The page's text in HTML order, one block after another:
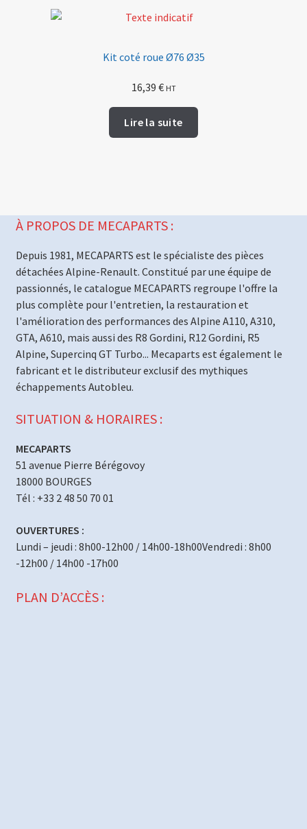
Kit coté roue Ø76 Ø35
16,39 € HT
Lire la suite
À PROPOS DE MECAPARTS :
Depuis 1981, MECAPARTS est le spécialiste des pièces
détachées Alpine-Renault. Constitué par une équipe de
passionnés, le catalogue MECAPARTS regroupe l'offre la
plus complète pour l'entretien, la restauration et
l'amélioration des performances des Alpine A110, A310,
GTA, A610, mais aussi des R8 Gordini, R12 Gordini, R5
Alpine, Supercinq GT Turbo... Mecaparts est également le
fabricant et le distributeur exclusif des mythiques
échappements Autobleu.
SITUATION & HORAIRES :
MECAPARTS
51 avenue Pierre Bérégovoy
18000 BOURGES
Tél : +33 2 48 50 70 01
OUVERTURES :
Lundi – jeudi : 8h00-12h00 / 14h00-18h00Vendredi : 8h00
-12h00 / 14h00 -17h00
PLAN D’ACCÈS :